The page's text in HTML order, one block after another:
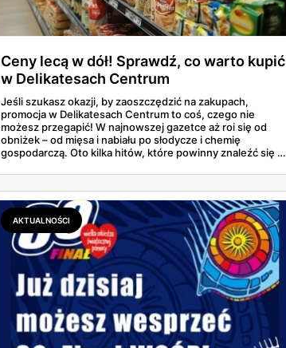
Ceny lecą w dół! Sprawdź, co warto kupić
w Delikatesach Centrum
Jeśli szukasz okazji, by zaoszczędzić na zakupach,
promocja w Delikatesach Centrum to coś, czego nie
możesz przegapić! W najnowszej gazetce aż roi się od
obniżek – od mięsa i nabiału po słodycze i chemię
gospodarczą. Oto kilka hitów, które powinny znaleźć się w
AKTUALNOŚCI